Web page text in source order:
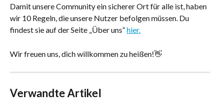
Damit unsere Community ein sicherer Ort für alle ist, haben
wir 10 Regeln, die unsere Nutzer befolgen müssen. Du
findest sie auf der Seite „Über uns“ hier.
Wir freuen uns, dich willkommen zu heißen!👋
Verwandte Artikel